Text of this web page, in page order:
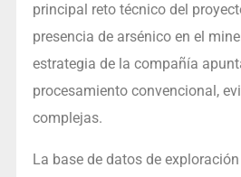
principal reto técnico del
presencia de arsénico en el
estrategia de la compañía
procesamiento convencional,
complejas.
La base de datos de